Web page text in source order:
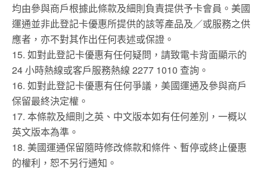
均由參與商戶根據此條款及細則負責提供予卡會員。美國
運通並非此登記卡優惠所提供的該等產品及／或服務之供
應者，亦不對其作出任何表述或保證。
15. 如對此登記卡優惠有任何疑問，請致電卡背面顯示的
24 小時熱線或客戶服務熱線 2277 1010 查詢。
16. 如對此登記卡優惠有任何爭議，美國運通及參與商戶
保留最終決定權。
17. 本條款及細則之英、中文版本如有任何差別，一概以
英文版本為準。
18. 美國運通保留隨時修改條款和條件、暫停或終止優惠
的權利，恕不另行通知。